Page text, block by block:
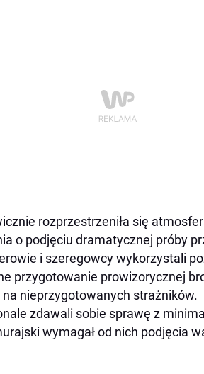
rozprzestrzeniła się
o podjęciu dramatycznej próby
i szeregowcy wykorzystali
przygotowanie prowizorycznej
nieprzygotowanych strażników.
zdawali sobie sprawę z
wymagał od nich podjęcia